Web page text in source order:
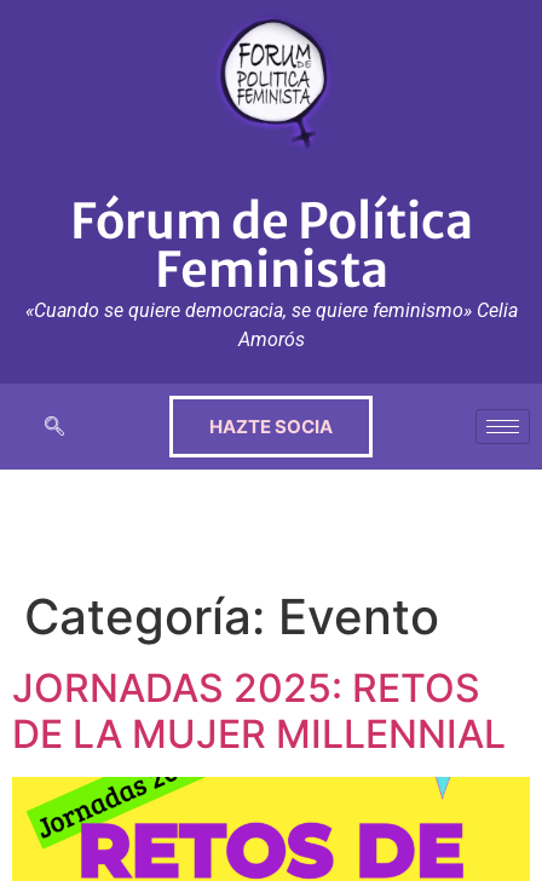
Fórum de Política
Feminista
«Cuando se quiere democracia, se quiere feminismo» Celia
Amorós
HAZTE SOCIA
Categoría: Evento
JORNADAS 2025: RETOS
DE LA MUJER MILLENNIAL